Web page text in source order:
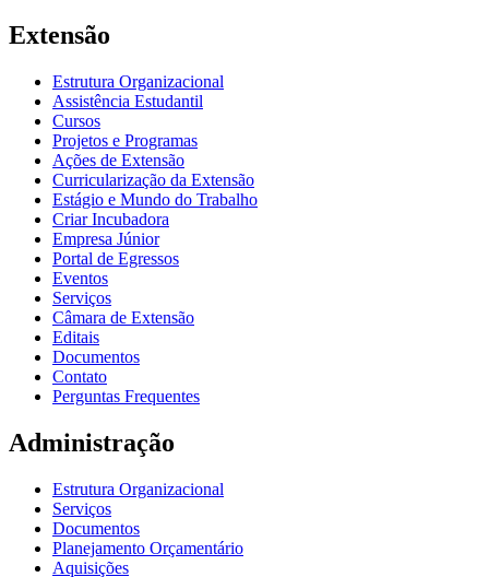
Extensão
Estrutura Organizacional
Assistência Estudantil
Cursos
Projetos e Programas
Ações de Extensão
Curricularização da Extensão
Estágio e Mundo do Trabalho
Criar Incubadora
Empresa Júnior
Portal de Egressos
Eventos
Serviços
Câmara de Extensão
Editais
Documentos
Contato
Perguntas Frequentes
Administração
Estrutura Organizacional
Serviços
Documentos
Planejamento Orçamentário
Aquisições